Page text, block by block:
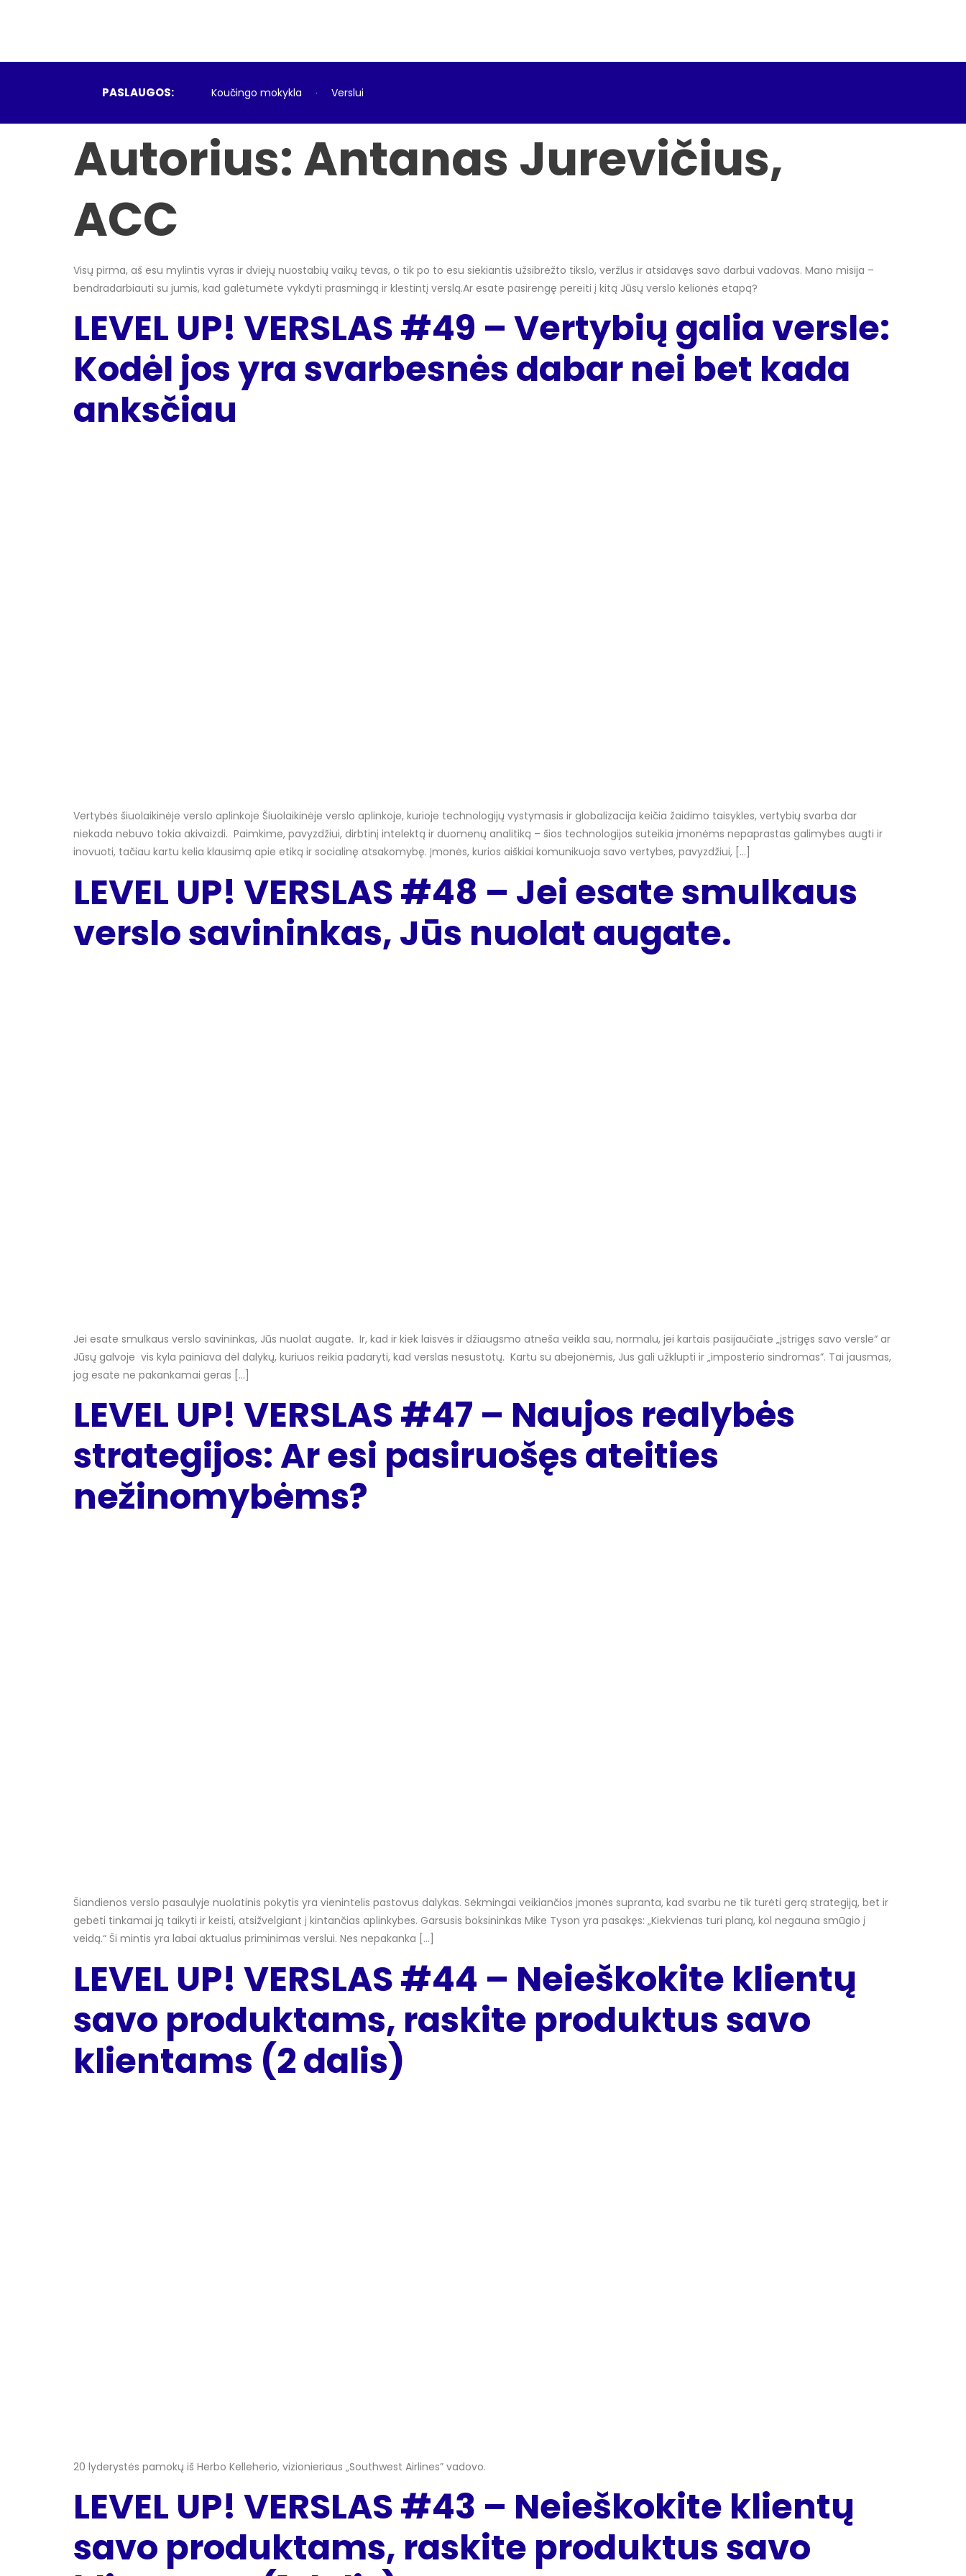
PASLAUGOS: Koučingo mokykla Verslui
Autorius:Antanas Jurevičius,
ACC
Visų pirma, aš esu mylintis vyras ir dviejų nuostabių vaikų tėvas, o tik po to esu siekiantis užsibrėžto tikslo, veržlus ir atsidavęs savo darbui vadovas. Mano misija –
bendradarbiauti su jumis, kad galėtumėte vykdyti prasmingą ir klestintį verslą.Ar esate pasirengę pereiti į kitą Jūsų verslo kelionės etapą?
LEVEL UP! VERSLAS #49 – Vertybių galia versle:
Kodėl jos yra svarbesnės dabar nei bet kada
anksčiau
Vertybės šiuolaikinėje verslo aplinkoje Šiuolaikinėje verslo aplinkoje, kurioje technologijų vystymasis ir globalizacija keičia žaidimo taisykles, vertybių svarba dar
niekada nebuvo tokia akivaizdi. Paimkime, pavyzdžiui, dirbtinį intelektą ir duomenų analitiką – šios technologijos suteikia įmonėms nepaprastas galimybes augti ir
inovuoti, tačiau kartu kelia klausimą apie etiką ir socialinę atsakomybę. Įmonės, kurios aiškiai komunikuoja savo vertybes, pavyzdžiui, […]
LEVEL UP! VERSLAS #48 – Jei esate smulkaus
verslo savininkas, Jūs nuolat augate.
Jei esate smulkaus verslo savininkas, Jūs nuolat augate. Ir, kad ir kiek laisvės ir džiaugsmo atneša veikla sau, normalu, jei kartais pasijaučiate „įstrigęs savo versle“ ar
Jūsų galvoje vis kyla painiava dėl dalykų, kuriuos reikia padaryti, kad verslas nesustotų. Kartu su abejonėmis, Jus gali užklupti ir „imposterio sindromas”. Tai jausmas,
jog esate ne pakankamai geras […]
LEVEL UP! VERSLAS #47 – Naujos realybės
strategijos: Ar esi pasiruošęs ateities
nežinomybėms?
Šiandienos verslo pasaulyje nuolatinis pokytis yra vienintelis pastovus dalykas. Sėkmingai veikiančios įmonės supranta, kad svarbu ne tik turėti gerą strategiją, bet ir
gebėti tinkamai ją taikyti ir keisti, atsižvelgiant į kintančias aplinkybes. Garsusis boksininkas Mike Tyson yra pasakęs: „Kiekvienas turi planą, kol negauna smūgio į
veidą.“ Ši mintis yra labai aktualus priminimas verslui. Nes nepakanka […]
LEVEL UP! VERSLAS #44 – Neieškokite klientų
savo produktams, raskite produktus savo
klientams (2 dalis)
20 lyderystės pamokų iš Herbo Kelleherio, vizionieriaus „Southwest Airlines” vadovo.
LEVEL UP! VERSLAS #43 – Neieškokite klientų
savo produktams, raskite produktus savo